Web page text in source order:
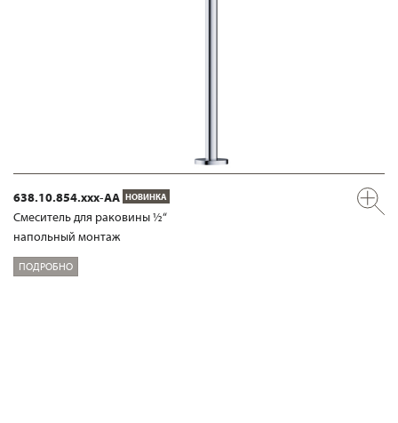
638.10.854.xxx-AA НОВИНКА
Смеситель для раковины ½“
напольный монтаж
ПОДРОБНО